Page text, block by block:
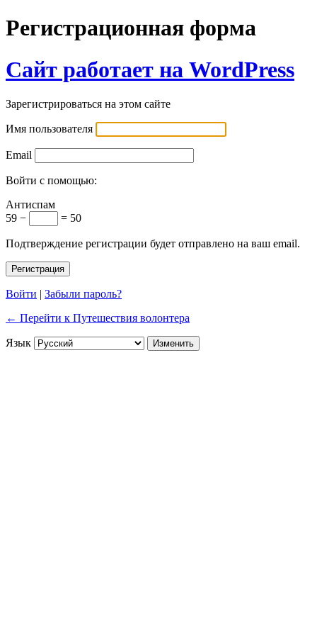
Регистрационная форма
Сайт работает на WordPress
Зарегистрироваться на этом сайте
Имя пользователя
Email
Войти с помощью:
Антиспам
59 −
= 50
Подтверждение регистрации будет отправлено на ваш email.
Войти | Забыли пароль?
← Перейти к Путешествия волонтера
Язык